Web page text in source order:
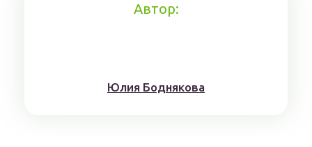
Автор:
Юлия Боднякова